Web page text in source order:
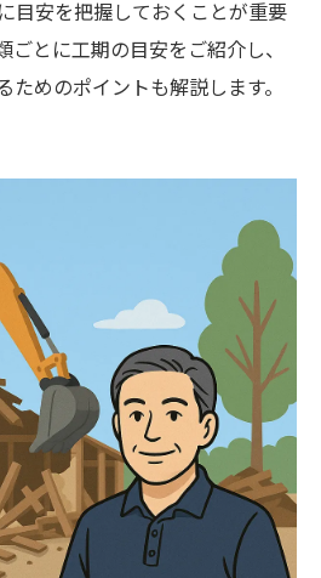
目安を把握しておくことが重要
ごとに工期の目安をご紹介し、
ためのポイントも解説します。